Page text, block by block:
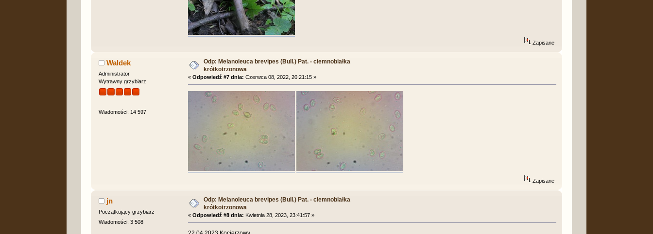
Zapisane
Waldek
Administrator
Wytrawny grzybiarz
Wiadomości: 14 597
Odp: Melanoleuca brevipes (Bull.) Pat. - ciemnobiałka
krótkotrzonowa
« Odpowiedź #7 dnia: Czerwca 08, 2022, 20:21:15 »
Zapisane
jn
Początkujący grzybiarz
Wiadomości: 3 508
Odp: Melanoleuca brevipes (Bull.) Pat. - ciemnobiałka
krótkotrzonowa
« Odpowiedź #8 dnia: Kwietnia 28, 2023, 23:41:57 »